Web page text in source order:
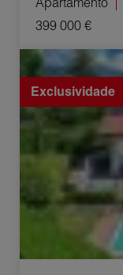
399 000 €
Venda Casa
Exclusividade